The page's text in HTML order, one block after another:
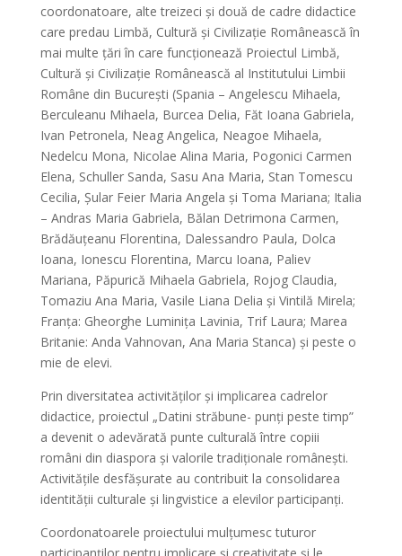
coordonatoare, alte treizeci și două de cadre didactice
care predau Limbă, Cultură și Civilizație Românească în
mai multe țări în care funcționează Proiectul Limbă,
Cultură și Civilizație Românească al Institutului Limbii
Române din București (Spania – Angelescu Mihaela,
Berculeanu Mihaela, Burcea Delia, Făt Ioana Gabriela,
Ivan Petronela, Neag Angelica, Neagoe Mihaela,
Nedelcu Mona, Nicolae Alina Maria, Pogonici Carmen
Elena, Schuller Sanda, Sasu Ana Maria, Stan Tomescu
Cecilia, Șular Feier Maria Angela și Toma Mariana; Italia
– Andras Maria Gabriela, Bălan Detrimona Carmen,
Brădăuțeanu Florentina, Dalessandro Paula, Dolca
Ioana, Ionescu Florentina, Marcu Ioana, Paliev
Mariana, Păpurică Mihaela Gabriela, Rojog Claudia,
Tomaziu Ana Maria, Vasile Liana Delia și Vintilă Mirela;
Franța: Gheorghe Luminița Lavinia, Trif Laura; Marea
Britanie: Anda Vahnovan, Ana Maria Stanca) și peste o
mie de elevi.
Prin diversitatea activităților și implicarea cadrelor
didactice, proiectul „Datini străbune- punți peste timp”
a devenit o adevărată punte culturală între copiii
români din diaspora și valorile tradiționale românești.
Activitățile desfășurate au contribuit la consolidarea
identității culturale și lingvistice a elevilor participanți.
Coordonatoarele proiectului mulțumesc tuturor
participanților pentru implicare și creativitate și le